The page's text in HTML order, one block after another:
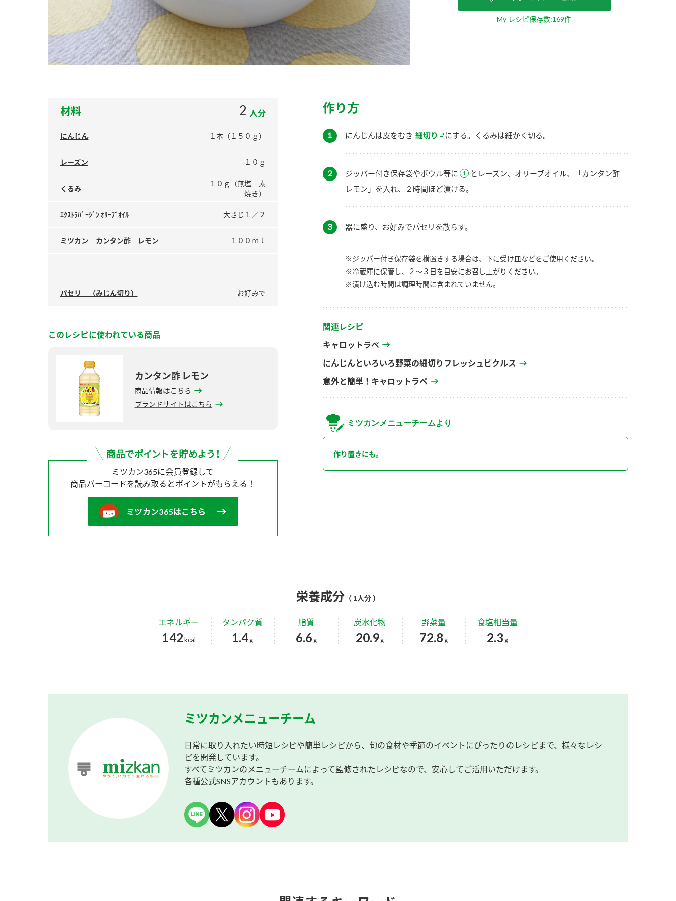
My レシピ保存数:169件
材料 2 人分
にんじん １本（１５０ｇ）
レーズン １０ｇ
くるみ
１０ｇ（無塩 素
焼き）
ｴｸｽﾄﾗﾊﾞｰｼﾞﾝ ｵﾘｰﾌﾞｵｲﾙ 大さじ１／２
ミツカン カンタン酢 レモン １００ｍｌ
パセリ （みじん切り） お好みで
このレシピに使われている商品
カンタン酢 レモン
商品情報はこちら
ブランドサイトはこちら
ミツカン365に会員登録して
商品バーコードを読み取ると ポイントがもらえる！
ミツカン365はこちら
作り方
１ にんじんは皮をむき 細切り にする。くるみは細かく切る。
２ ジッパー付き保存袋やボウル等に
とレーズン、オリーブオイル、「カンタン酢
レモン」を入れ、２時間ほど漬ける。
３ 器に盛り、お好みでパセリを散らす。
※ジッパー付き保存袋を横置きする場合は、下に受け皿などをご使用ください。
※冷蔵庫に保管し、２～３日を目安にお召し上がりください。
※漬け込む時間は調理時間に含まれていません。
関連レシピ
キャロットラペ
にんじんといろいろ野菜の細切りフレッシュピクルス
意外と簡単！キャロットラペ
ミツカンメニューチームより
作り置きにも。
栄養成分 （ 1人分 ）
エネルギー
142kcal
タンパク質
1.4g
脂質
6.6 g
炭水化物
20.9g
野菜量
72.8 g
食塩相当量
2.3 g
ミツカンメニューチーム
日常に取り入れたい時短レシピや簡単レシピから、旬の食材や季節のイベントにぴったりのレシピまで、様々なレシ
ピを開発しています。
すべてミツカンのメニューチームによって監修されたレシピなので、安心してご活用いただけます。
各種公式SNSアカウントもあります。